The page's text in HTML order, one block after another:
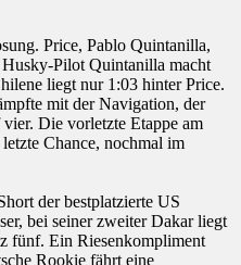
Price, Pablo Quintanilla,
Pilot Quintanilla macht
liegt nur 1:03 hinter Price.
mit der Navigation, der
Die vorletzte Etappe am
Chance, nochmal im
der bestplatzierte US
bei seiner zweiter Dakar liegt
fünf. Ein Riesenkompliment
Rookie fährt eine